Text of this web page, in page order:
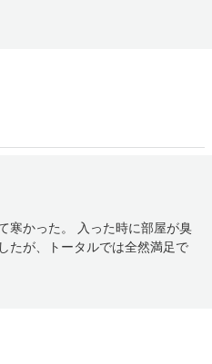
寒かった。 入った時に部屋が臭
たが、トータルでは全然満足で